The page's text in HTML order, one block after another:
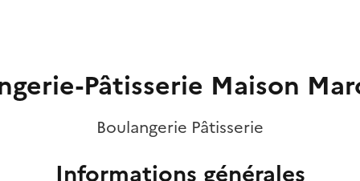
Pâtisserie Maison
Boulangerie Pâtisserie
Informations générales